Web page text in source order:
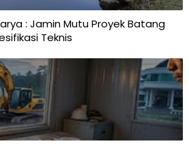
: Jamin Mutu Proyek Batang
Teknis